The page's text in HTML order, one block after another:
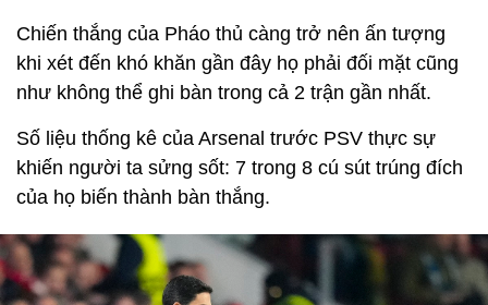
Chiến thắng của Pháo thủ càng trở nên ấn tượng
khi xét đến khó khăn gần đây họ phải đối mặt cũng
như không thể ghi bàn trong cả 2 trận gần nhất.
Số liệu thống kê của Arsenal trước PSV thực sự
khiến người ta sửng sốt: 7 trong 8 cú sút trúng đích
của họ biến thành bàn thắng.